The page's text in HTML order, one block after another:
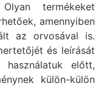
termékeket
amennyiben
az orvosával is.
és leírását
előtt,
külön-külön